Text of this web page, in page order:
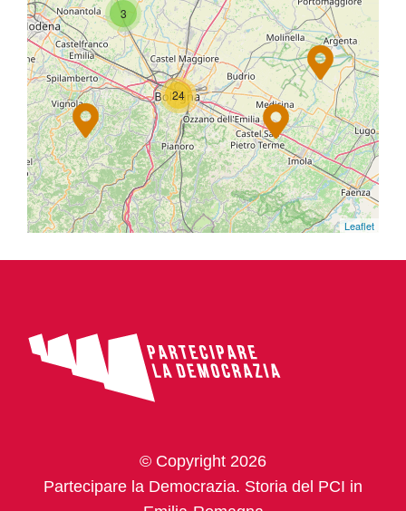
3
24
Leaflet
© Copyright 2026
Partecipare la Democrazia. Storia del PCI in